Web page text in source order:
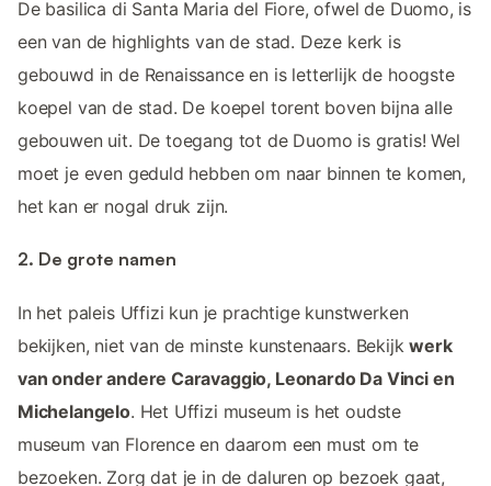
De basilica di Santa Maria del Fiore, ofwel de Duomo, is
een van de highlights van de stad. Deze kerk is
gebouwd in de Renaissance en is letterlijk de hoogste
koepel van de stad. De koepel torent boven bijna alle
gebouwen uit. De toegang tot de Duomo is gratis! Wel
moet je even geduld hebben om naar binnen te komen,
het kan er nogal druk zijn.
2. De grote namen
In het paleis Uffizi kun je prachtige kunstwerken
bekijken, niet van de minste kunstenaars. Bekijkwerk
van onder andere Caravaggio, Leonardo Da Vinci en
Michelangelo. Het Uffizi museum is het oudste
museum van Florence en daarom een must om te
bezoeken. Zorg dat je in de daluren op bezoek gaat,